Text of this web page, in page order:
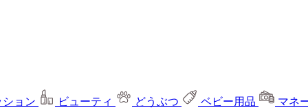
ョン ビューティ どうぶつ ベビー用品 マネ